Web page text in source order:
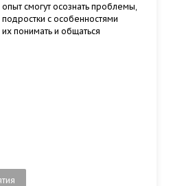
смогут осознать проблемы,
с особенностями
понимать и общаться